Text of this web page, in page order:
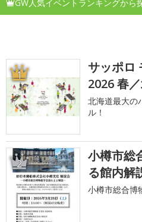
GW人気イベントランキングから
1
サッポロ
2026 春
北海道最大の
ル！
2
小樽市総
る館内解
小樽市総合博